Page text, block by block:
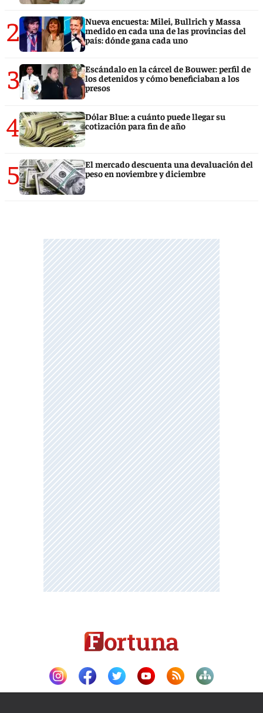
2
Nueva encuesta: Milei, Bullrich y Massa
medido en cada una de las provincias del
país: dónde gana cada uno
3
Escándalo en la cárcel de Bouwer: perfil de
los detenidos y cómo beneficiaban a los
presos
4
Dólar Blue: a cuánto puede llegar su
cotización para fin de año
5
El mercado descuenta una devaluación del
peso en noviembre y diciembre